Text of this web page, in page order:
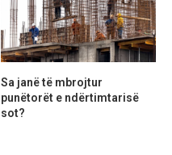
Sa janë të mbrojtur
punëtorët e ndërtimtarisë
sot?